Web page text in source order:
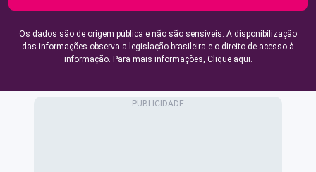
Os dados são de origem pública e não são sensíveis. A disponibilização
das informações observa a legislação brasileira e o direito de acesso à
informação. Para mais informações, Clique aqui.